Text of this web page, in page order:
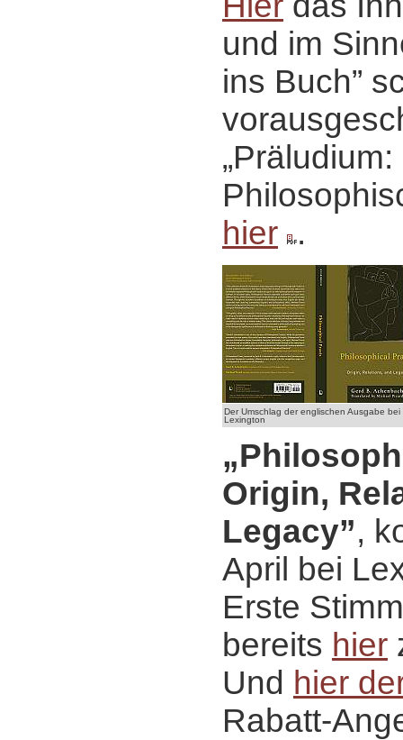
und im
ins Buch”
hier .
Der Umschlag der englischen Ausgabe bei
Lexington
Origin,
Legacy”,
April bei
Erste
bereits hier
Und hier
Rabatt-